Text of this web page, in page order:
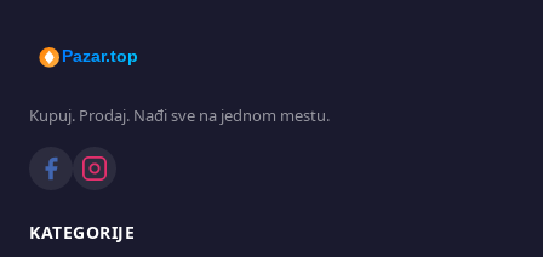
Pazar.top
Kupuj. Prodaj. Nađi sve na jednom mestu.
KATEGORIJE